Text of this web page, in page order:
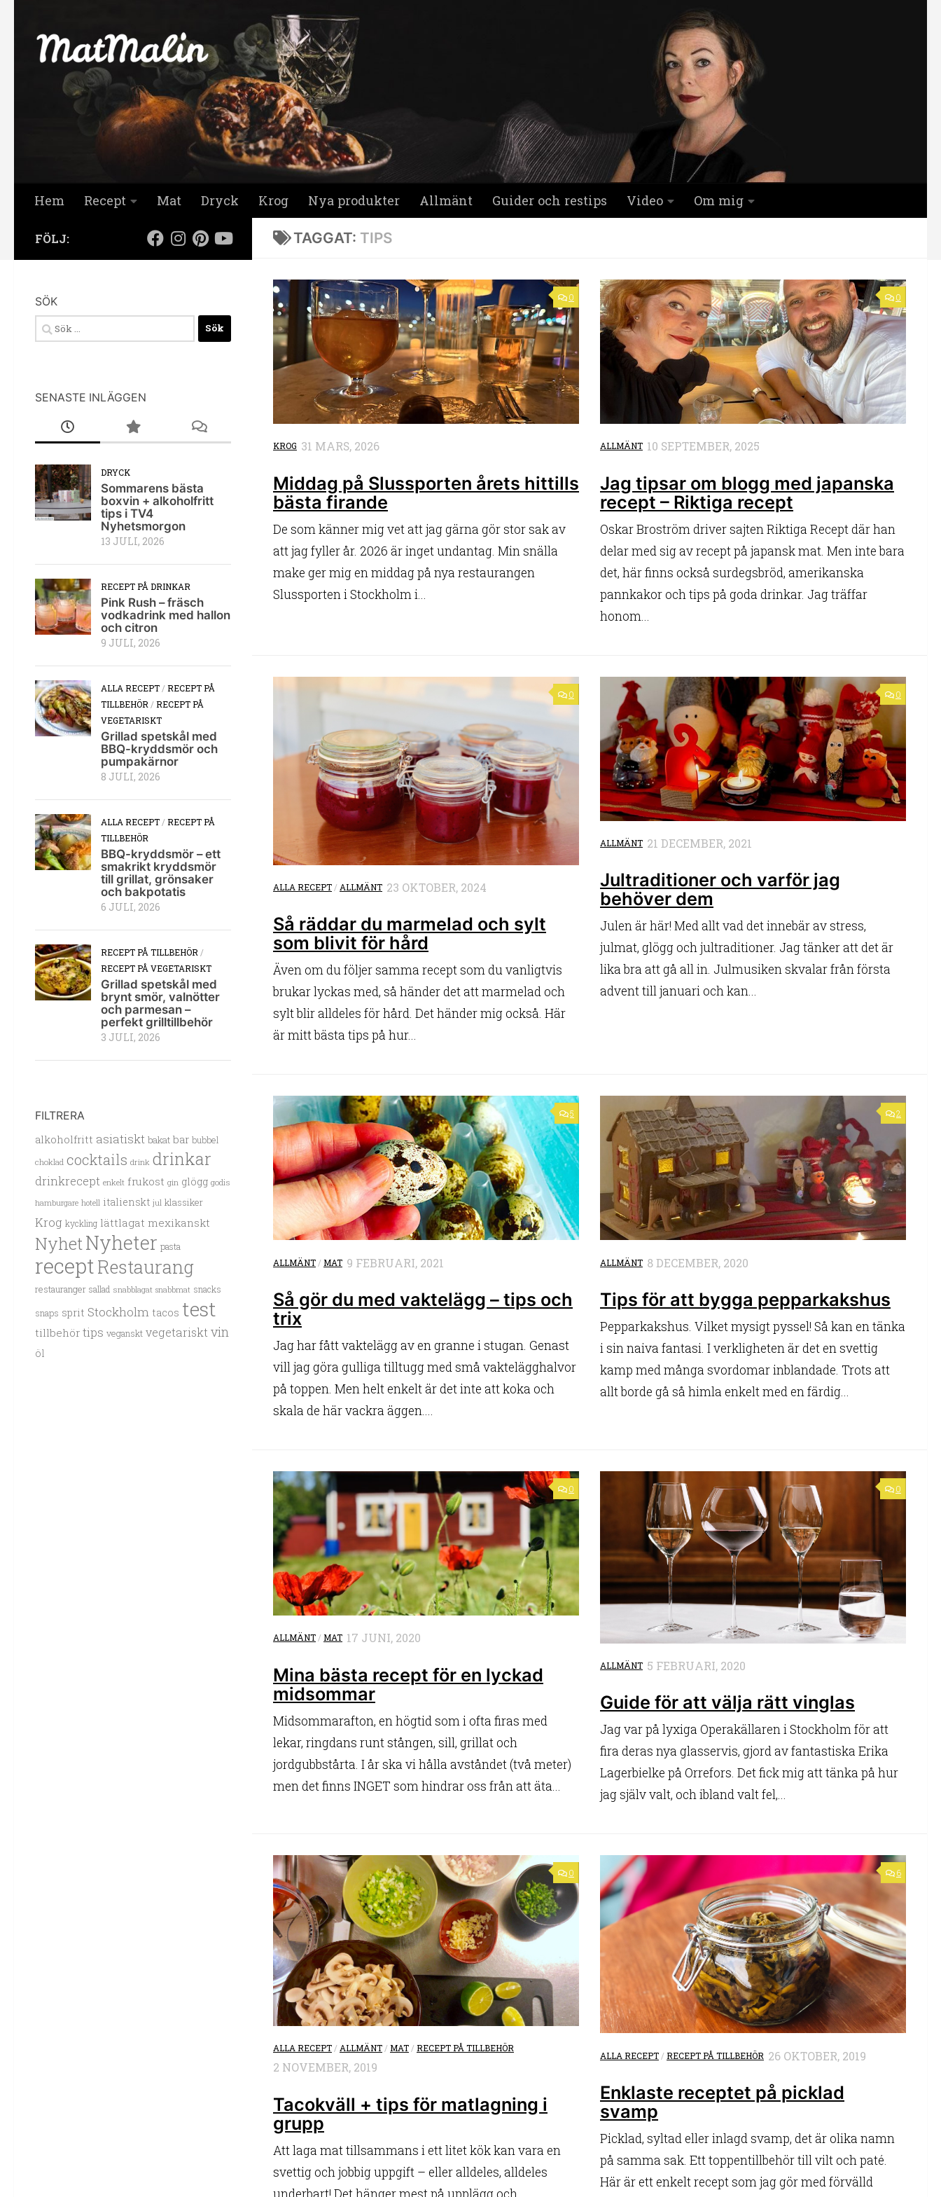
Hem Recept Mat Dryck Krog Nya produkter Allmänt Guider och restips Video Om mig
TAGGAT: TIPS
0
KROG 31 MARS, 2026
Middag på Slussporten årets hittills
bästa firande
De som känner mig vet att jag gärna gör stor sak av
att jag fyller år. 2026 är inget undantag. Min snälla
make ger mig en middag på nya restaurangen
Slussporten i Stockholm i...
0
ALLMÄNT 10 SEPTEMBER, 2025
Jag tipsar om blogg med japanska
recept – Riktiga recept
Oskar Broström driver sajten Riktiga Recept där han
delar med sig av recept på japansk mat. Men inte bara
det, här finns också surdegsbröd, amerikanska
pannkakor och tips på goda drinkar. Jag träffar
honom...
0
ALLA RECEPT / ALLMÄNT 23 OKTOBER, 2024
Så räddar du marmelad och sylt
som blivit för hård
Även om du följer samma recept som du vanligtvis
brukar lyckas med, så händer det att marmelad och
sylt blir alldeles för hård. Det händer mig också. Här
är mitt bästa tips på hur...
0
ALLMÄNT 21 DECEMBER, 2021
Jultraditioner och varför jag
behöver dem
Julen är här! Med allt vad det innebär av stress,
julmat, glögg och jultraditioner. Jag tänker att det är
lika bra att gå all in. Julmusiken skvalar från första
advent till januari och kan...
5
ALLMÄNT /MAT 9 FEBRUARI, 2021
Så gör du med vaktelägg – tips och
trix
Jag har fått vaktelägg av en granne i stugan. Genast
vill jag göra gulliga tilltugg med små vaktelägghalvor
på toppen. Men helt enkelt är det inte att koka och
skala de här vackra äggen....
2
ALLMÄNT 8 DECEMBER, 2020
Tips för att bygga pepparkakshus
Pepparkakshus. Vilket mysigt pyssel! Så kan en tänka
i sin naiva fantasi. I verkligheten är det en svettig
kamp med många svordomar inblandade. Trots att
allt borde gå så himla enkelt med en färdig...
0
ALLMÄNT/MAT 17 JUNI, 2020
Mina bästa recept för en lyckad
midsommar
Midsommarafton, en högtid som i ofta firas med
lekar, ringdans runt stången, sill, grillat och
jordgubbstårta. I år ska vi hålla avståndet (två meter)
men det finns INGET som hindrar oss från att äta...
0
ALLMÄNT 5 FEBRUARI, 2020
Guide för att välja rätt vinglas
Jag var på lyxiga Operakällaren i Stockholm för att
fira deras nya glasservis, gjord av fantastiska Erika
Lagerbielke på Orrefors. Det fick mig att tänka på hur
jag själv valt, och ibland valt fel,...
0
ALLA RECEPT/ALLMÄNT/MAT/RECEPT PÅ TILLBEHÖR
2 NOVEMBER, 2019
Tacokväll + tips för matlagning i
grupp
Att laga mat tillsammans i ett litet kök kan vara en
svettig och jobbig uppgift – eller alldeles, alldeles
underbart! Det hänger mest på upplägg och
6
ALLA RECEPT /RECEPT PÅ TILLBEHÖR 26 OKTOBER, 2019
Enklaste receptet på picklad
svamp
Picklad, syltad eller inlagd svamp, det är olika namn
på samma sak. Ett toppentillbehör till vilt och paté.
Här är ett enkelt recept som jag gör med förvälld
FÖLJ:
SÖK
Sök
efter:
SENASTE INLÄGGEN
DRYCK
Sommarens bästa
boxvin + alkoholfritt
tips i TV4
Nyhetsmorgon
13 JULI, 2026
RECEPT PÅ DRINKAR
Pink Rush – fräsch
vodkadrink med hallon
och citron
9 JULI, 2026
ALLA RECEPT /RECEPT PÅ
TILLBEHÖR /RECEPT PÅ
VEGETARISKT
Grillad spetskål med
BBQ-kryddsmör och
pumpakärnor
8 JULI, 2026
ALLA RECEPT /RECEPT PÅ
TILLBEHÖR
BBQ-kryddsmör – ett
smakrikt kryddsmör
till grillat, grönsaker
och bakpotatis
6 JULI, 2026
RECEPT PÅ TILLBEHÖR /
RECEPT PÅ VEGETARISKT
Grillad spetskål med
brynt smör, valnötter
och parmesan –
perfekt grilltillbehör
3 JULI, 2026
FILTRERA
alkoholfritt asiatiskt bakat bar bubbel
choklad cocktails drink drinkar
drinkrecept enkelt frukost gin glögg godis
hamburgare hotell italienskt jul klassiker
Krog kyckling lättlagat mexikanskt
NyhetNyheter pasta
receptRestaurang
restauranger sallad snabblagat snabbmat snacks
snaps sprit Stockholm tacos test
tillbehör tips veganskt vegetarisktvin
öl